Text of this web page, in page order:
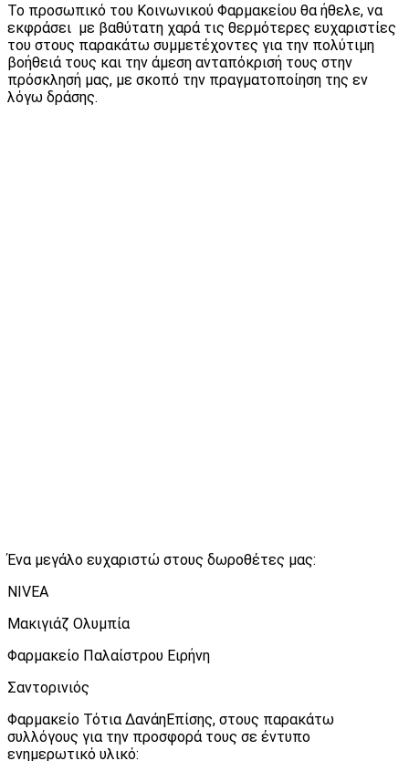
Το προσωπικό του Κοινωνικού Φαρμακείου θα ήθελε, να
εκφράσει με βαθύτατη χαρά τις θερμότερες ευχαριστίες
του στους παρακάτω συμμετέχοντες για την πολύτιμη
βοήθειά τους και την άμεση ανταπόκρισή τους στην
πρόσκλησή μας, με σκοπό την πραγματοποίηση της εν
λόγω δράσης.
Ένα μεγάλο ευχαριστώ στους δωροθέτες μας:
NIVEA
Μακιγιάζ Ολυμπία
Φαρμακείο Παλαίστρου Ειρήνη
Σαντορινιός
Φαρμακείο Τότια ΔανάηΕπίσης, στους παρακάτω
συλλόγους για την προσφορά τους σε έντυπο
ενημερωτικό υλικό: